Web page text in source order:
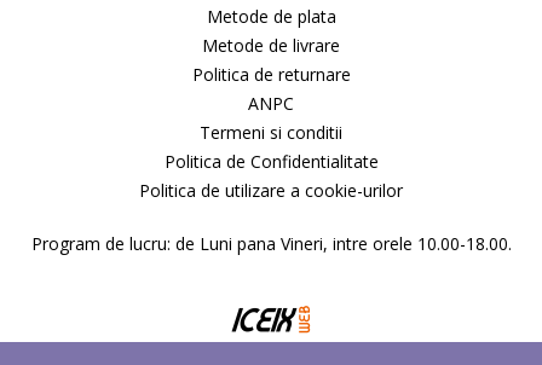
Metode de plata
Metode de livrare
Politica de returnare
ANPC
Termeni si conditii
Politica de Confidentialitate
Politica de utilizare a cookie-urilor
Program de lucru: de Luni pana Vineri, intre orele 10.00-18.00.